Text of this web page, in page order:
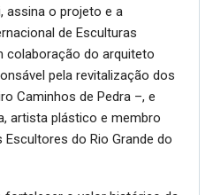
assina o projeto e a
de Esculturas
colaboração do arquiteto
pela revitalização dos
Caminhos de Pedra –, e
artista plástico e membro
do Rio Grande do